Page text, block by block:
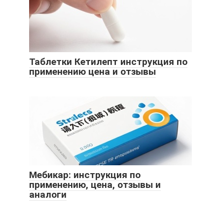
Таблетки Кетилепт инструкция по
применению цена и отзывы
Мебикар: инструкция по
применению, цена, отзывы и
аналоги